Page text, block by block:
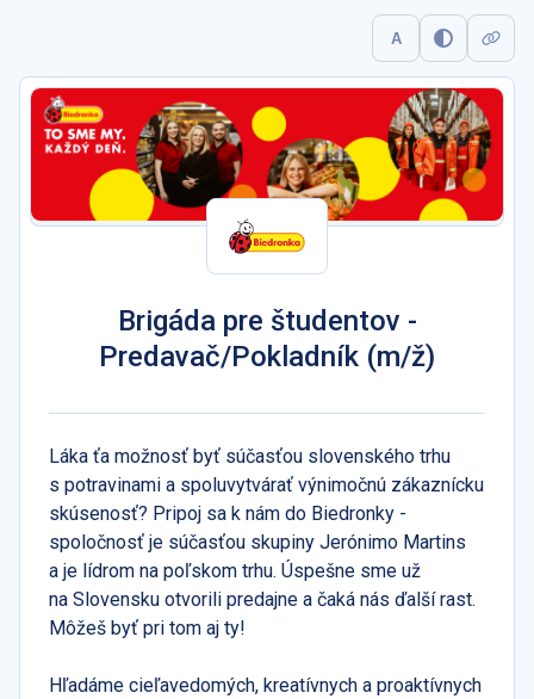
A
Brigáda pre študentov -
Predavač/Pokladník (m/ž)
Láka ťa možnosť byť súčasťou slovenského trhu
s potravinami a spoluvytvárať výnimočnú zákaznícku
skúsenosť? Pripoj sa k nám do Biedronky -
spoločnosť je súčasťou skupiny Jerónimo Martins
a je lídrom na poľskom trhu. Úspešne sme už
na Slovensku otvorili predajne a čaká nás ďalší rast.
Môžeš byť pri tom aj ty!
Hľadáme cieľavedomých, kreatívnych a proaktívnych